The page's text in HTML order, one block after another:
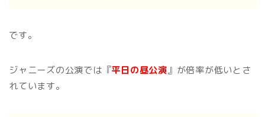
です。
ジャニーズの公演では『平日の昼公演』が倍率が低いとさ
れています。